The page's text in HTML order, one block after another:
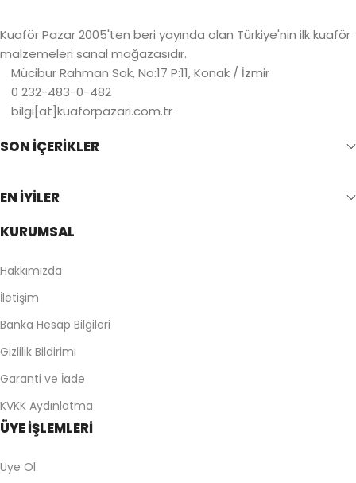
Kuaför Pazar 2005'ten beri yayında olan Türkiye'nin ilk kuaför
malzemeleri sanal mağazasıdır.
Mücibur Rahman Sok, No:17 P:11, Konak / İzmir
0 232-483-0-482
bilgi[at]kuaforpazari.com.tr
SON İÇERİKLER
EN İYİLER
KURUMSAL
Hakkımızda
İletişim
Banka Hesap Bilgileri
Gizlilik Bildirimi
Garanti ve İade
KVKK Aydınlatma
ÜYE İŞLEMLERİ
Üye Ol